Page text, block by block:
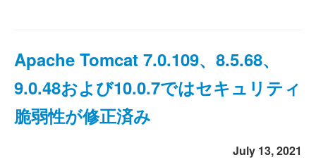
Apache Tomcat 7.0.109、8.5.68、
9.0.48および10.0.7ではセキュリティ
脆弱性が修正済み
July 13, 2021